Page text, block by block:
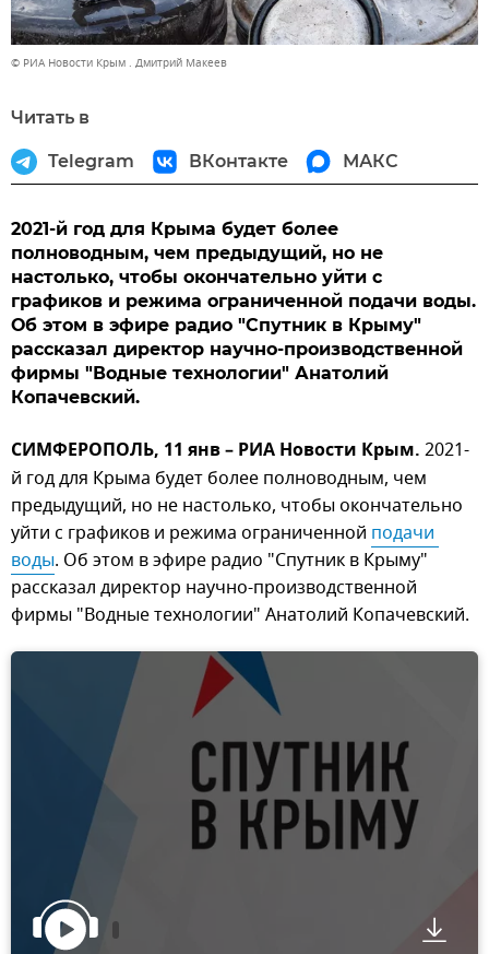
© РИА Новости Крым . Дмитрий Макеев
Читать в
Telegram ВКонтакте МАКС
2021-й год для Крыма будет более
полноводным, чем предыдущий, но не
настолько, чтобы окончательно уйти с
графиков и режима ограниченной подачи воды.
Об этом в эфире радио "Спутник в Крыму"
рассказал директор научно-производственной
фирмы "Водные технологии" Анатолий
Копачевский.
СИМФЕРОПОЛЬ, 11 янв – РИА Новости Крым. 2021-
й год для Крыма будет более полноводным, чем
предыдущий, но не настолько, чтобы окончательно
уйти с графиков и режима ограниченной подачи
воды. Об этом в эфире радио "Спутник в Крыму"
рассказал директор научно-производственной
фирмы "Водные технологии" Анатолий Копачевский.